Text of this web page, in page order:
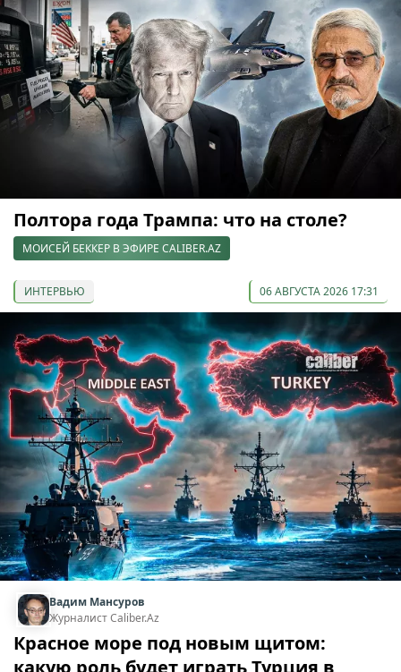
Полтора года Трампа: что на столе?
МОИСЕЙ БЕККЕР В ЭФИРЕ CALIBER.AZ
ИНТЕРВЬЮ 06 АВГУСТА 2026 17:31
Вадим Мансуров
Журналист Caliber.Az
Красное море под новым щитом:
какую роль будет играть Турция в